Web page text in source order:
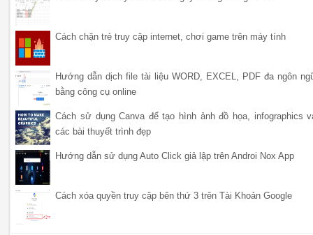
Cách chặn trẻ truy cập internet, chơi game trên máy tính
Hướng dẫn dịch file tài liệu WORD, EXCEL, PDF đa ngôn
bằng công cụ online
Cách sử dụng Canva để tạo hình ảnh đồ họa, infographics
các bài thuyết trình đẹp
Hướng dẫn sử dụng Auto Click giả lập trên Androi Nox App
Cách xóa quyền truy cập bên thứ 3 trên Tài Khoản Google